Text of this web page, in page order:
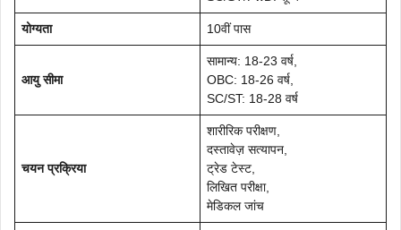
योग्यता 10वीं पास
आयु सीमा
सामान्य: 18-23 वर्ष,
OBC: 18-26 वर्ष,
SC/ST: 18-28 वर्ष
चयन प्रक्रिया
शारीरिक परीक्षण,
दस्तावेज़ सत्यापन,
ट्रेड टेस्ट,
लिखित परीक्षा,
मेडिकल जांच